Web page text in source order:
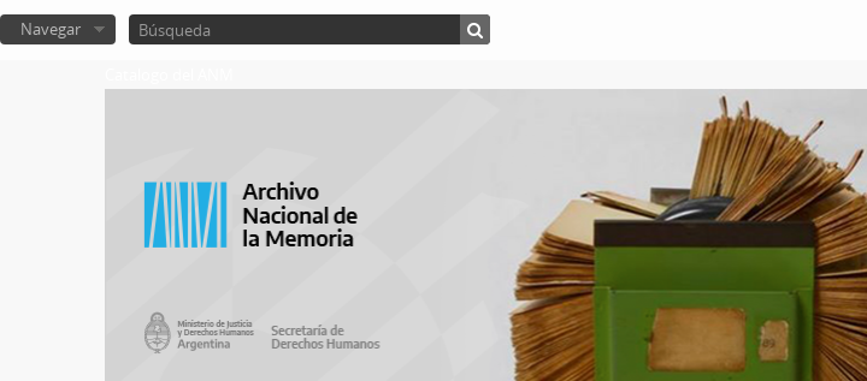
Navegar